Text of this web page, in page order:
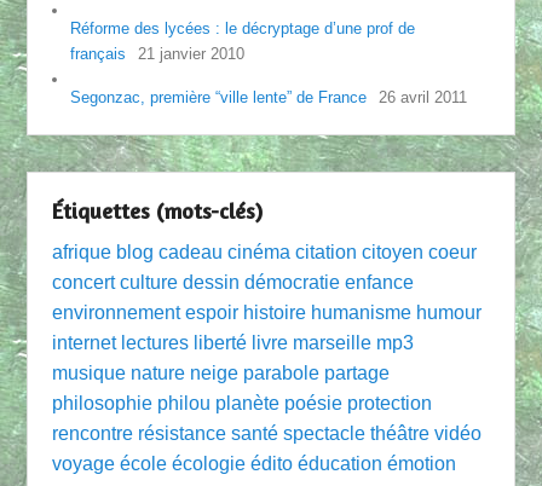
Réforme des lycées : le décryptage d’une prof de
français
21 janvier 2010
Segonzac, première “ville lente” de France 26 avril 2011
Étiquettes (mots-clés)
afrique blog cadeau cinéma citation citoyen coeur
concert culture dessin démocratie enfance
environnement espoir histoire humanisme humour
internet lectures liberté livre marseille mp3
musique nature neige parabole partage
philosophie philou planète poésie protection
rencontre résistance santé spectacle théâtre vidéo
voyage école écologie édito éducation émotion